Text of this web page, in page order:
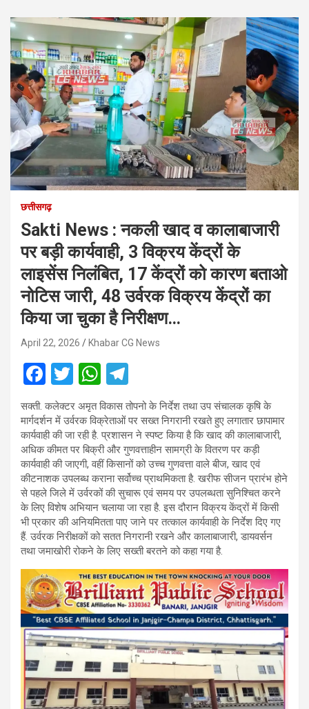
छत्तीसगढ़
Sakti News : नकली खाद व कालाबाजारी
पर बड़ी कार्यवाही, 3 विक्रय केंद्रों के
लाइसेंस निलंबित, 17 केंद्रों को कारण बताओ
नोटिस जारी, 48 उर्वरक विक्रय केंद्रों का
किया जा चुका है निरीक्षण…
April 22, 2026 Khabar CG News
F
a
ce
b
o
o
k
T
wi
tt
er
W
h
at
s
A
p
p
el
e
gr
a
m
सक्ती. कलेक्टर अमृत विकास तोपनो के निर्देश तथा उप संचालक कृषि के
मार्गदर्शन में उर्वरक विक्रेताओं पर सख्त निगरानी रखते हुए लगातार छापामार
कार्यवाही की जा रही है. प्रशासन ने स्पष्ट किया है कि खाद की कालाबाजारी,
अधिक कीमत पर बिक्री और गुणवत्ताहीन सामग्री के वितरण पर कड़ी
कार्यवाही की जाएगी, वहीं किसानों को उच्च गुणवत्ता वाले बीज, खाद एवं
कीटनाशक उपलब्ध कराना सर्वोच्च प्राथमिकता है. खरीफ सीजन प्रारंभ होने
से पहले जिले में उर्वरकों की सुचारू एवं समय पर उपलब्धता सुनिश्चित करने
के लिए विशेष अभियान चलाया जा रहा है. इस दौरान विक्रय केंद्रों में किसी
भी प्रकार की अनियमितता पाए जाने पर तत्काल कार्यवाही के निर्देश दिए गए
हैं. उर्वरक निरीक्षकों को सतत निगरानी रखने और कालाबाजारी, डायवर्सन
तथा जमाखोरी रोकने के लिए सख्ती बरतने को कहा गया है.